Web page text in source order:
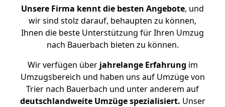
Unsere Firma kennt die besten Angebote, und
wir sind stolz darauf, behaupten zu können,
Ihnen die beste Unterstützung für Ihren Umzug
nach Bauerbach bieten zu können.
Wir verfügen überjahrelange Erfahrung im
Umzugsbereich und haben uns auf Umzüge von
Trier nach Bauerbach und unter anderem auf
deutschlandweite Umzüge spezialisiert. Unser